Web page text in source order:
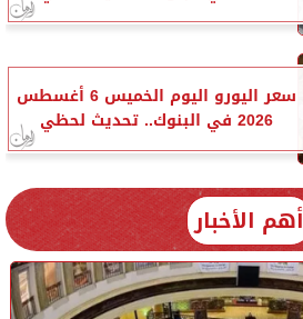
سعر اليورو اليوم الخميس 6 أغسطس
2026 في البنوك.. تحديث لحظي
أهم الأخبار